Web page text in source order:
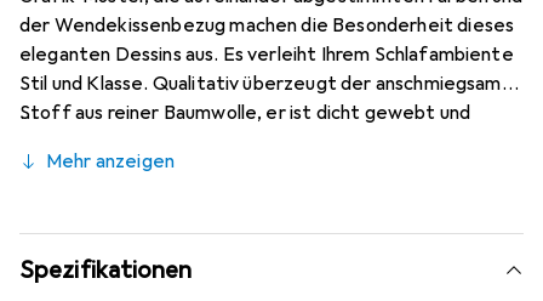
der Wendekissenbezug machen die Besonderheit dieses
eleganten Dessins aus. Es verleiht Ihrem Schlafambiente
Stil und Klasse. Qualitativ überzeugt der anschmiegsame
Stoff aus reiner Baumwolle, er ist dicht gewebt und
flauschig und hautfreundlich. Ein kuscheliger Genuss, der
Bügelleicht, atmungsaktiv, temperatur- und
feuchtigkeitsausgleichend. Durch den arbeitssparenden
Reissverschluss wird das Beziehen enorm erleichtert.
Mehr anzeigen
Spezifikationen